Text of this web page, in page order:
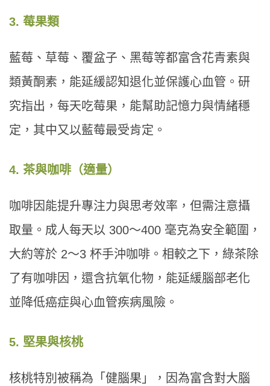
3. 莓果類
藍莓、草莓、覆盆子、黑莓等都富含花青素與
類黃酮素，能延緩認知退化並保護心血管。研
究指出，每天吃莓果，能幫助記憶力與情緒穩
定，其中又以藍莓最受肯定。
4. 茶與咖啡（適量）
咖啡因能提升專注力與思考效率，但需注意攝
取量。成人每天以 300～400 毫克為安全範圍，
大約等於 2～3 杯手沖咖啡。相較之下，綠茶除
了有咖啡因，還含抗氧化物，能延緩腦部老化
並降低癌症與心血管疾病風險。
5. 堅果與核桃
核桃特別被稱為「健腦果」，因為富含對大腦